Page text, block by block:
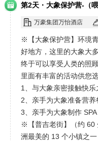
第2天 · 大象保护营-（
尼莫海豚园-缤纷暹罗乐园
万豪集团万怡酒店
※【大象保护营】环境
好地方，这里的大象大
终于可以享受人类的照
里面有丰富的活动供您选
1、与大象亲密接触快
2、亲手为大象准备营养
3、亲手为大象制作 SPA
※【普吉老街】（约 60
洲最美的 13 个小镇之